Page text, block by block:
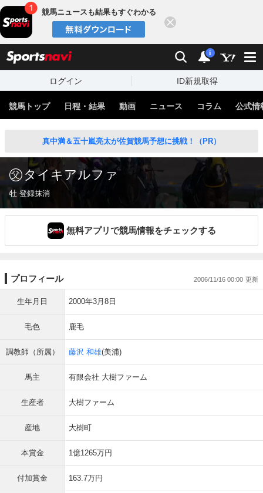
競馬ニュースも結果もすぐわかる
検索 通知
i
ログイン ID新規取得
競馬トップ 日程・結果 動画 ニュース コラム 公式情
真中満＆五十嵐亮太が佐賀競馬予想に挑戦！（PR）
タイキアルファ
牡 登録抹消
無料アプリで競馬情報をチェックする
プロフィール 2006/11/16 00:00
生年月日 2000年3月8日
毛色 鹿毛
調教師（所属） 藤沢 和雄(美浦)
馬主 有限会社 大樹ファーム
生産者 大樹ファーム
産地 大樹町
本賞金 1億1265万円
付加賞金 163.7万円